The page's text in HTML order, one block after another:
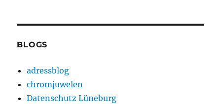
BLOGS
adressblog
chromjuwelen
Datenschutz Lüneburg